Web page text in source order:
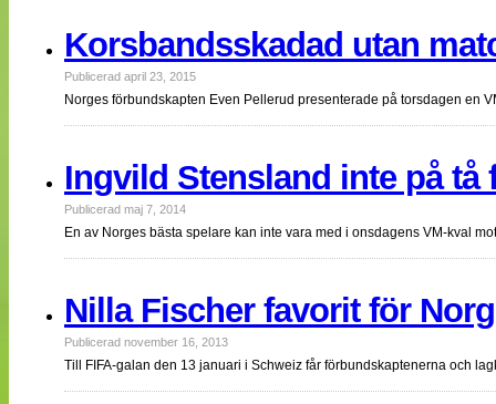
Korsbandsskadad utan
Publicerad april 23, 2015
Norges förbundskapten Even Pellerud presenterade på torsdagen en
Ingvild Stensland inte på tå
Publicerad maj 7, 2014
En av Norges bästa spelare kan inte vara med i onsdagens VM-kval
Nilla Fischer favorit för
Publicerad november 16, 2013
Till FIFA-galan den 13 januari i Schweiz får förbundskaptenerna och